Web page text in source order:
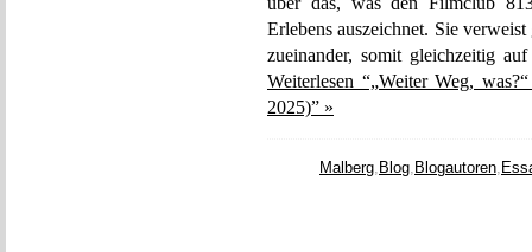
Erlebens auszeichnet. Sie
zueinander, somit gleichzeitig
Weiterlesen “„Weiter Weg,
2025)” »
Malberg, Blog, Blogautoren,